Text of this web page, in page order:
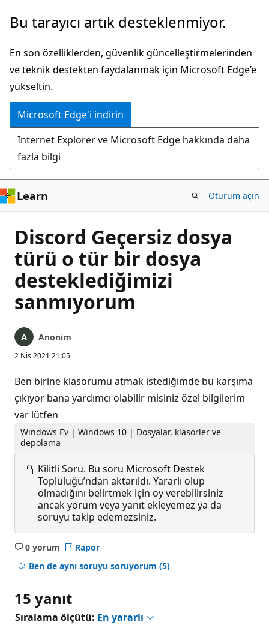
Ana
atla
Bu tarayıcı artık desteklenmiyor.
En son özelliklerden, güvenlik güncelleştirmelerinden
ve teknik destekten faydalanmak için Microsoft Edge’e
yükseltin.
Microsoft Edge'i indirin
Internet Explorer ve Microsoft Edge hakkında daha
fazla bilgi
Learn Oturum açın
Discord Geçersiz dosya
türü o tür bir dosya
desteklediğimizi
sanmıyorum
Anonim
2 Nis 2021 21:05
Ben birine klasörümü atmak istediğimde bu karşıma
çıkıyor bana yardımcı olabilir misiniz özel bilgilerim
var lütfen
Windows Ev | Windows 10 | Dosyalar, klasörler ve
depolama
Kilitli Soru. Bu soru Microsoft Destek
Topluluğu’ndan aktarıldı. Yararlı olup
olmadığını belirtmek için oy verebilirsiniz
ancak yorum veya yanıt ekleyemez ya da
soruyu takip edemezsiniz.
0 yorum
Açıklama
yok
Rapor
Ben de aynı soruyu soruyorum (5)
15 yanıt
Sıralama ölçütü: En yararlı